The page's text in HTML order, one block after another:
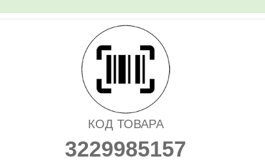
КОД ТОВАРА
3229985157